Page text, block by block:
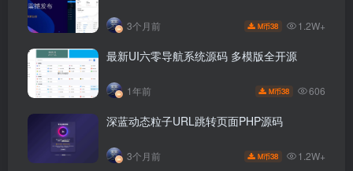
3个月前 M币38 1.2W+
最新UI六零导航系统源码 多模版全开源
1年前 M币38 606
深蓝动态粒子URL跳转页面PHP源码
3个月前 M币38 1.2W+